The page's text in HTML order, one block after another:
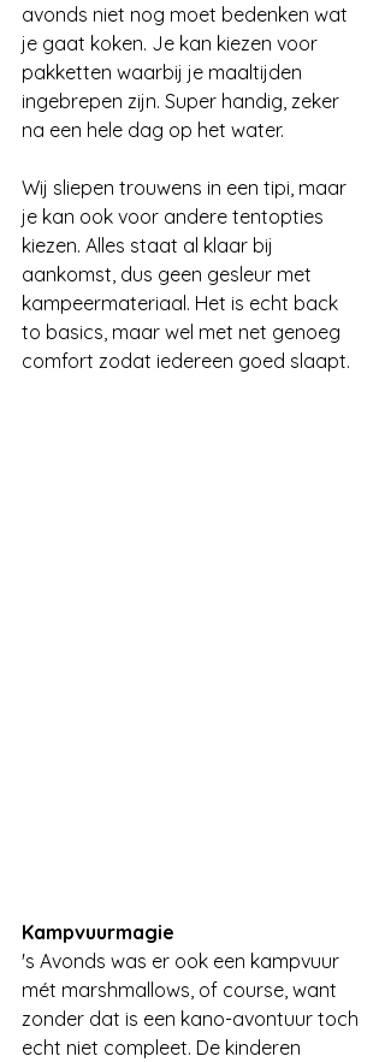
avonds niet nog moet bedenken wat
je gaat koken. Je kan kiezen voor
pakketten waarbij je maaltijden
ingebrepen zijn. Super handig, zeker
na een hele dag op het water.
Wij sliepen trouwens in een tipi, maar
je kan ook voor andere tentopties
kiezen. Alles staat al klaar bij
aankomst, dus geen gesleur met
kampeermateriaal. Het is echt back
to basics, maar wel met net genoeg
comfort zodat iedereen goed slaapt.
Kampvuurmagie
's Avonds was er ook een kampvuur
mét marshmallows, of course, want
zonder dat is een kano-avontuur toch
echt niet compleet. De kinderen